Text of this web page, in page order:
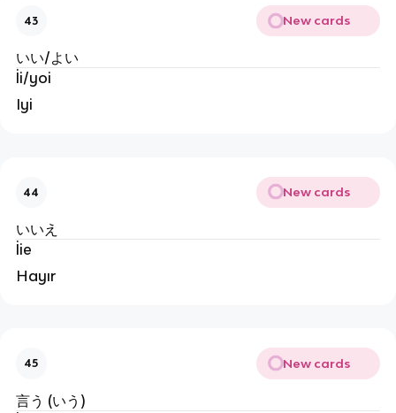
43 New cards
いい/よい
İi/yoi
Iyi
44 New cards
いいえ
İie
Hayır
45 New cards
言う (いう)